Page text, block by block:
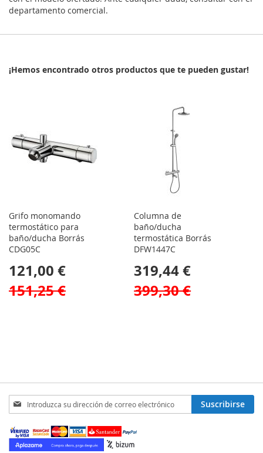
departamento comercial.
¡Hemos encontrado otros productos que te pueden gustar!
Grifo monomando
termostático para
baño/ducha Borrás
CDG05C
121,00 €
151,25 €
Columna de
baño/ducha
termostática Borrás
DFW1447C
319,44 €
399,30 €
Inscríbase
a
nuestro
boletín
de
Suscribirse